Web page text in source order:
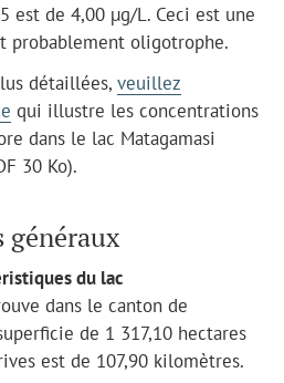
est de 4,00 µg/L. Ceci est une
probablement oligotrophe.
détaillées, veuillez
qui illustre les concentrations
dans le lac Matagamasi
30 Ko).
généraux
du lac
dans le canton de
de 1 317,10 hectares
est de 107,90 kilomètres.